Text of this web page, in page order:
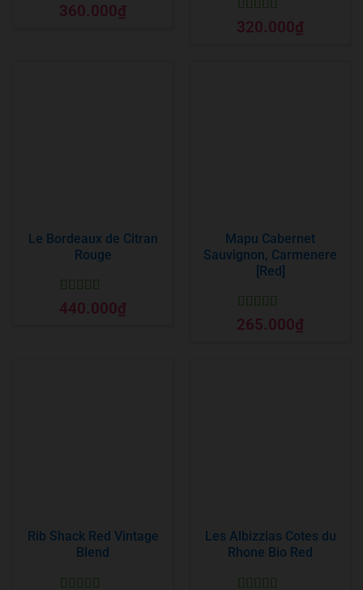
Được xếp
hạng55 sao
360.000₫
Được xếp
hạng55 sao
320.000₫
Le Bordeaux de Citran
Rouge
Được xếp
hạng55 sao
440.000₫
Mapu Cabernet
Sauvignon, Carmenere
[Red]
Được xếp
hạng55 sao
265.000₫
Rib Shack Red Vintage
Blend
Les Albizzias Cotes du
Rhone Bio Red